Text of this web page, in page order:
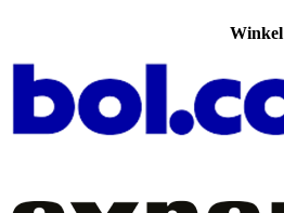
Winkel